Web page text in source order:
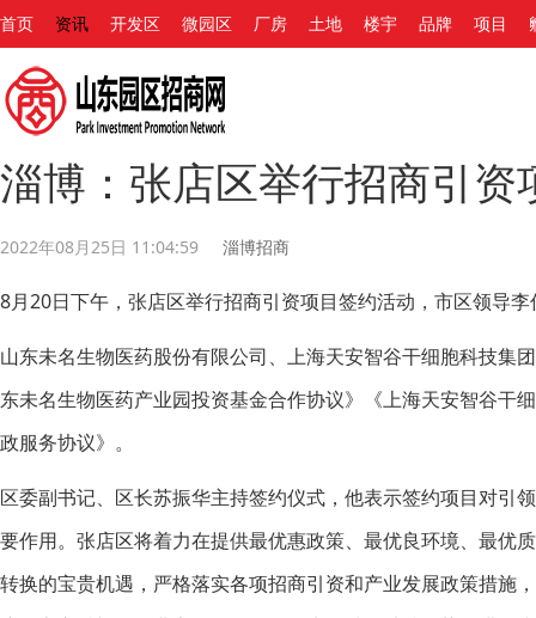
首页 资讯 开发区 微园区 厂房 土地 楼宇 品牌 项目
淄博：张店区举行招商引资
2022年08月25日 11:04:59 淄博招商
8月20日下午，张店区举行招商引资项目签约活动，市区领导
山东未名生物医药股份有限公司、上海天安智谷干细胞科技集
东未名生物医药产业园投资基金合作协议》《上海天安智谷干
政服务协议》。
区委副书记、区长苏振华主持签约仪式，他表示签约项目对引
要作用。张店区将着力在提供最优惠政策、最优良环境、最优
转换的宝贵机遇，严格落实各项招商引资和产业发展政策措施